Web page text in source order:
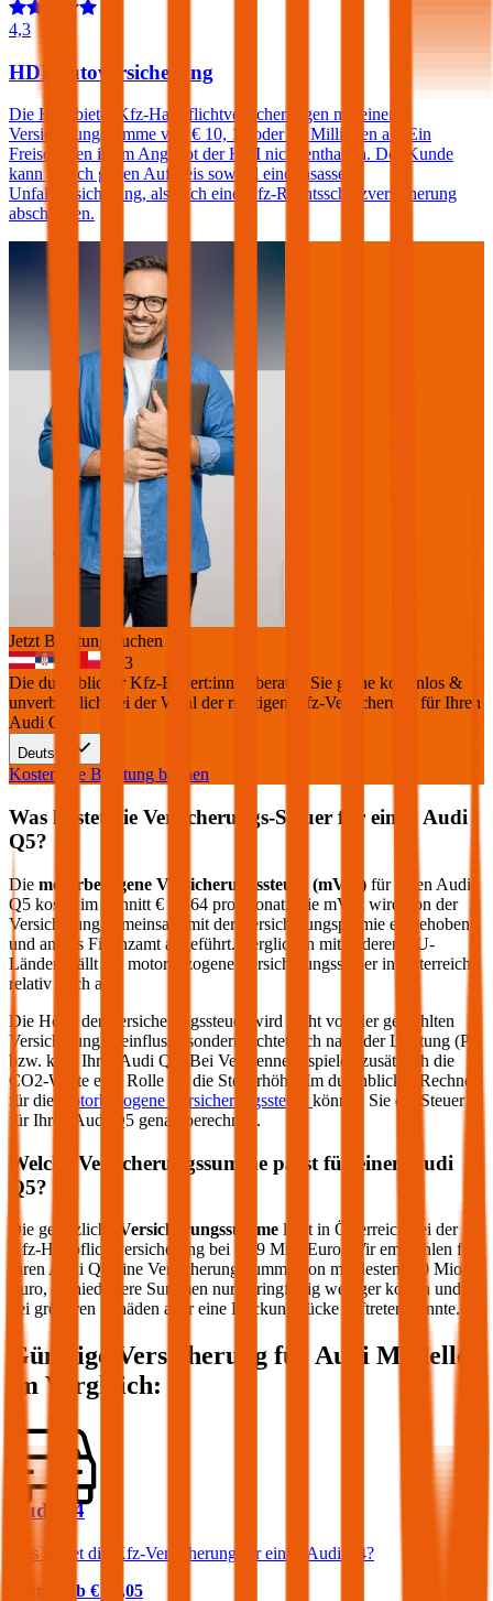
4,3
HDI Autoversicherung
Die HDI bietet Kfz-Haftpflichtversicherungen mit einer
Versicherungssumme von € 10, 15 oder 20 Millionen an. Ein
Freischaden ist im Angebot der HDI nicht enthalten. Der Kunde
kann jedoch gegen Aufpreis sowohl eine Insassen-
Unfallversicherung, als auch eine Kfz-Rechtsschutzversicherung
abschließen.
Jetzt Beratung buchen
+3
Die durchblicker Kfz-Expert:innen beraten Sie gerne kostenlos &
unverbindlich bei der Wahl der richtigen Kfz-Versicherung für Ihren
Audi Q5
Deutsch
Kostenlose Beratung buchen
Was kostet die Versicherungs-Steuer für einen Audi
Q5?
Die motorbezogene Versicherungssteuer (mVSt) für einen Audi
Q5 kostet im Schnitt € 62,64 pro Monat. Die mVSt wird von der
Versicherung gemeinsam mit der Versicherungsprämie eingehoben
und an das Finanzamt abgeführt. Verglichen mit anderen EU-
Ländern fällt die motorbezogene Versicherungssteuer in Österreich
relativ hoch aus.
Die Höhe der Versicherungssteuer wird nicht von der gewählten
Versicherung beeinflusst, sondern richtet sich nach der Leistung (PS
bzw. kW) Ihres
Audi Q5
. Bei Verbrennern spielen zusätzlich die
CO2-Werte eine Rolle für die Steuerhöhe. Im durchblicker Rechner
für die
motorbezogene Versicherungssteuer können Sie die Steuer
für Ihren
Audi Q5 genau berechnen.
Welche Versicherungssumme passt für einen
Audi
Q5?
Die gesetzliche Versicherungssumme liegt in Österreich bei der
Kfz-Haftpflichtversicherung bei 7,79 Mio. Euro. Wir empfehlen für
Ihren Audi Q5
eine Versicherungssumme von mindestens 20 Mio.
Euro, da niedrigere Summen nur geringfügig weniger kosten und
bei größeren Schäden aber eine Deckungslücke auftreten könnte.
Günstige Versicherung für Audi Modelle
im Vergleich:
Audi A4
Was kostet die Kfz-Versicherung für einen Audi A4?
Prämie ab € 87,05